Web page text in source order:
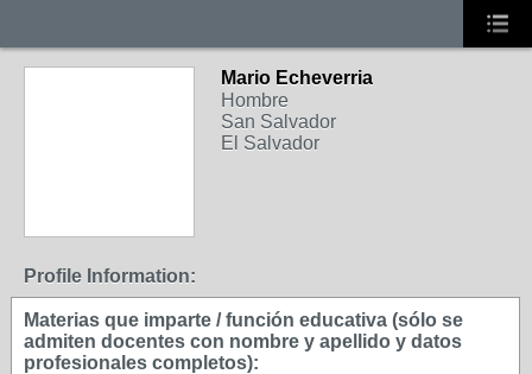
Mario Echeverria
Hombre
San Salvador
El Salvador
Profile Information:
Materias que imparte / función educativa (sólo se
admiten docentes con nombre y apellido y datos
profesionales completos):